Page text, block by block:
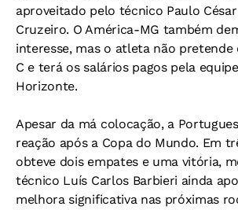
aproveitado pelo técnico Paulo
Cruzeiro. O América-MG também
interesse, mas o atleta não pretende
C e terá os salários pagos pela
Horizonte.
Apesar da má colocação, a
reação após a Copa do Mundo. Em
obteve dois empates e uma vitória,
técnico Luís Carlos Barbieri ainda
melhora significativa nas próximas